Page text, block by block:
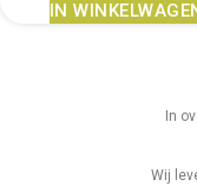
IN
In
Wij